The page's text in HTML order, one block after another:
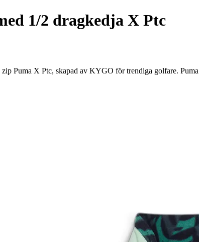
1/2 dragkedja X Ptc
Puma X Ptc, skapad av KYGO för trendiga golfare.